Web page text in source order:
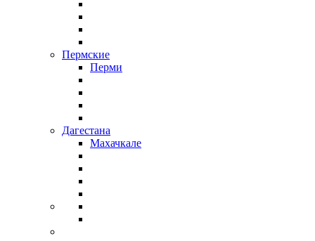
Пермские
Перми
Дагестана
Махачкале